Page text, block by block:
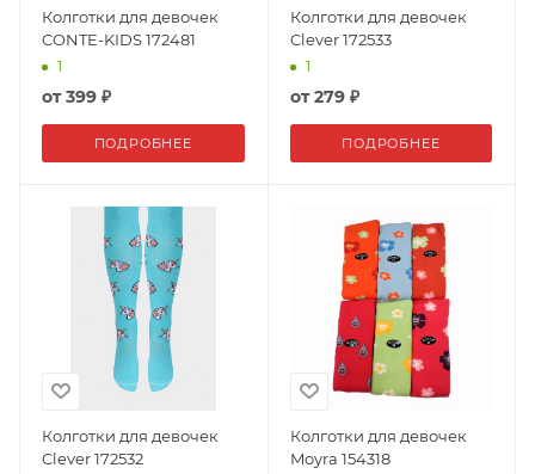
Колготки для девочек
CONTE-KIDS 172481
1
от399 ₽
ПОДРОБНЕЕ
Колготки для девочек
Clever 172533
1
от279 ₽
ПОДРОБНЕЕ
Колготки для девочек
Clever 172532
Колготки для девочек
Moyra 154318